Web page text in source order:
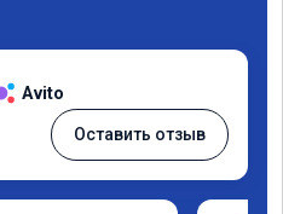
Avito
Оставить отзыв